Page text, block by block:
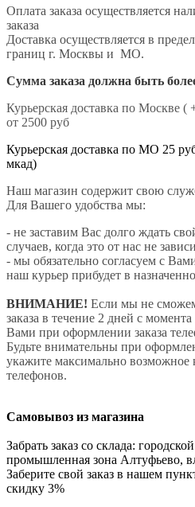
Оплата заказа осуществляется
заказа
Доставка осуществляется в
границ г. Москвы и МО.
Сумма заказа должна быть
Курьерская доставка по Москве
от 2500 руб
Курьерская доставка по МО 25
мкад)
Наш магазин содержит свою
Для Вашего удобства мы:
- не заставим Вас долго ждать
случаев, когда это от нас не
- мы обязательно согласуем с
наш курьер прибудет в
ВНИМАНИЕ! Если мы не сможем
заказа в течение 2 дней с
Вами при оформлении заказа
Будьте внимательны при
укажите максимально возможное
телефонов.
Самовывоз из магазина
Забрать заказ со склада:
промышленная зона Алтуфьево,
Заберите свой заказ в нашем
скидку 3%